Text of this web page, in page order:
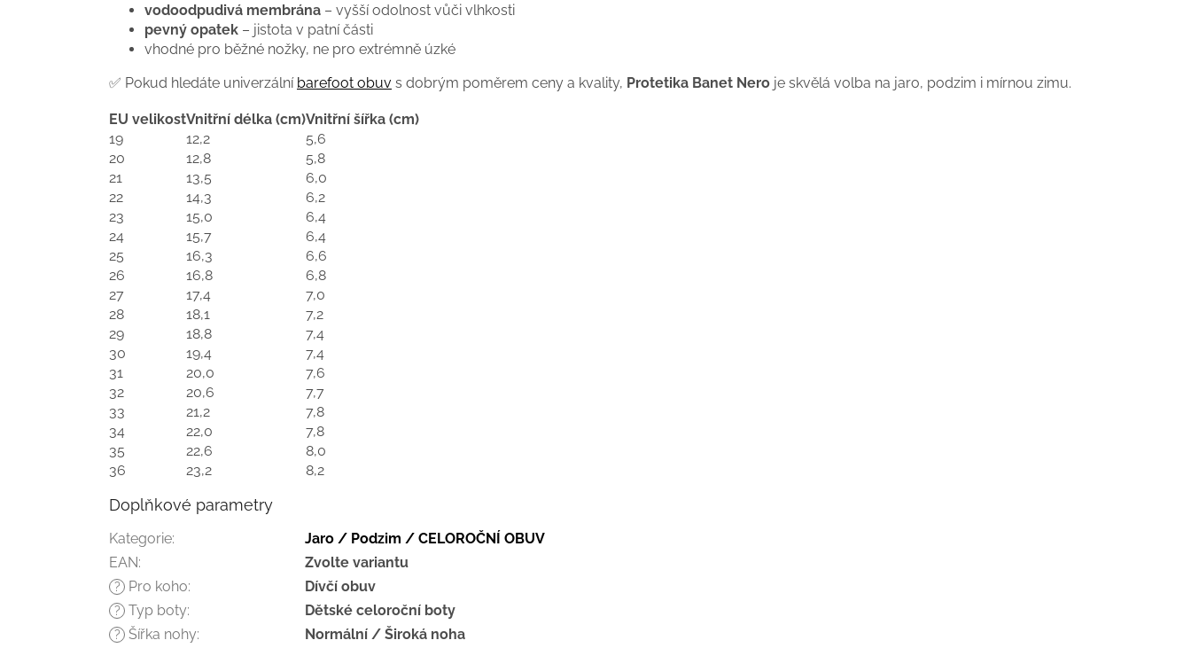
vodoodpudivá membrána – vyšší odolnost vůči vlhkosti
pevný opatek – jistota v patní části
vhodné pro běžné nožky, ne pro extrémně úzké
✅ Pokud hledáte univerzální barefoot obuv s dobrým poměrem ceny a kvality, Protetika Banet Nero je skvělá volba na jaro, podzim i mírnou zimu.
EU velikostVnitřní délka (cm)Vnitřní šířka (cm)
19
12,2
5,6
20
12,8
5,8
21
13,5
6,0
22
14,3
6,2
23
15,0
6,4
24
15,7
6,4
25
16,3
6,6
26
16,8
6,8
27
17,4
7,0
28
18,1
7,2
29
18,8
7,4
30
19,4
7,4
31
20,0
7,6
32
20,6
7,7
33
21,2
7,8
34
22,0
7,8
35
22,6
8,0
36
23,2 8,2
Doplňkové parametry
Kategorie:
Jaro / Podzim / CELOROČNÍ OBUV
EAN: Zvolte variantu
? Pro koho: Dívčí obuv
? Typ boty: Dětské celoroční boty
? Šířka nohy: Normální / Široká noha